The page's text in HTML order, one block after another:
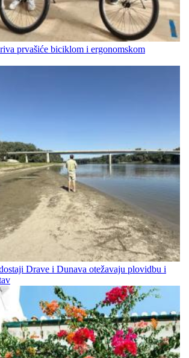
prvašiće biciklom i ergonomskom
Drave i Dunava otežavaju plovidbu i